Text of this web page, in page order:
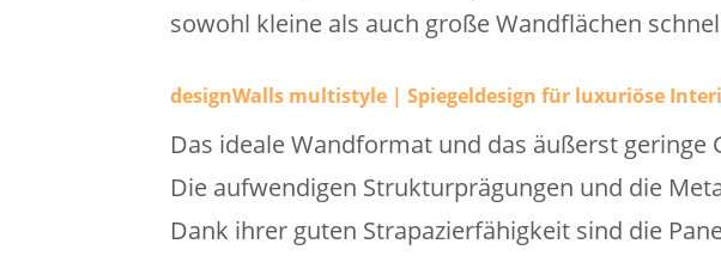
sowohl kleine als auch große Wandflächen
designWalls multistyle | Spiegeldesign für luxuriöse
Das ideale Wandformat und das äußerst
Die aufwendigen Strukturprägungen und die
Dank ihrer guten Strapazierfähigkeit sind die